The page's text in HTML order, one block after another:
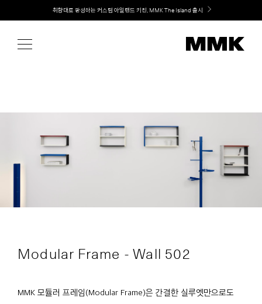
content
취향대로 완성하는 커스텀 아일랜드 키친, MMK The Island 출시
Modular Frame - Wall 502
MMK 모듈러 프레임(Modular Frame)은 간결한 실루엣만으로도